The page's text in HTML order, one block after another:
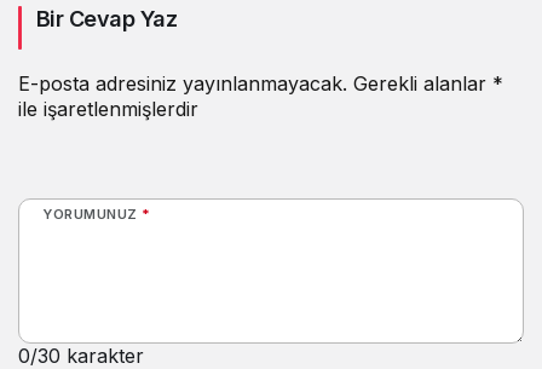
Bir Cevap Yaz
E-posta adresiniz yayınlanmayacak. Gerekli alanlar *
ile işaretlenmişlerdir
YORUMUNUZ *
0/30 karakter